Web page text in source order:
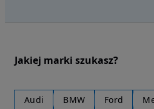
Jakiej marki szukasz?
Audi BMW Ford